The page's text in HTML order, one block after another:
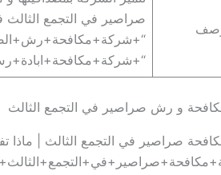
صراصير في التجمع الثالث
و رش صراصير في التجمع الثالث
صراصير في التجمع الثالث |